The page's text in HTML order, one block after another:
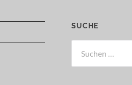
SUCHE
nach: